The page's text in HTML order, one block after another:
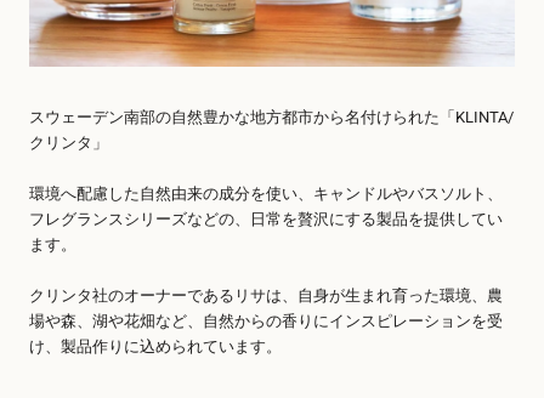
スウェーデン南部の自然豊かな地方都市から名付けられた「KLINTA/
クリンタ」
環境へ配慮した自然由来の成分を使い、キャンドルやバスソルト、
フレグランスシリーズなどの、日常を贅沢にする製品を提供してい
ます。
クリンタ社のオーナーであるリサは、自身が生まれ育った環境、農
場や森、湖や花畑など、自然からの香りにインスピレーションを受
け、製品作りに込められています。